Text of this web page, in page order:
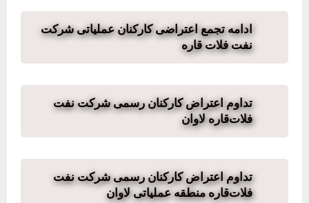
ادامه تجمع اعتراضی کارکنان عملیاتی شرکت
نفت فلات قاره
تداوم اعتراض کارکنان رسمی شرکت نفت
فلات‌قاره لاوان
تداوم اعتراض کارکنان رسمی شرکت نفت
فلات‌قاره منطقه عملیاتی لاوان